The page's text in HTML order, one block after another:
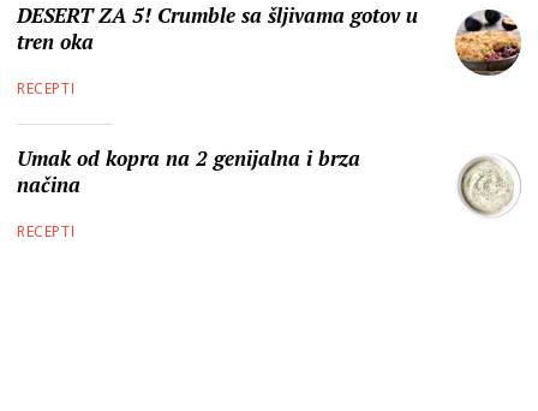
DESERT ZA 5! Crumble sa šljivama gotov u
tren oka
RECEPTI
Umak od kopra na 2 genijalna i brza
načina
RECEPTI